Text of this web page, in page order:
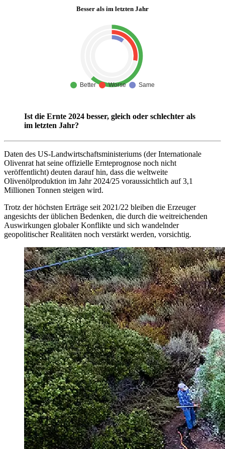
Besser als im letzten Jahr
Ist die Ernte 2024 besser, gleich oder schlechter als
im letzten Jahr?
Daten des US-Landwirtschaftsministeriums (der Internationale
Olivenrat hat seine offizielle Ernteprognose noch nicht
veröffentlicht) deuten darauf hin, dass die weltweite
Olivenölproduktion im Jahr 2024/25 voraussichtlich auf 3,1
Millionen Tonnen steigen wird.
Trotz der höchsten Erträge seit 2021/22 bleiben die Erzeuger
angesichts der üblichen Bedenken, die durch die weitreichenden
Auswirkungen globaler Konflikte und sich wandelnder
geopolitischer Realitäten noch verstärkt werden, vorsichtig.